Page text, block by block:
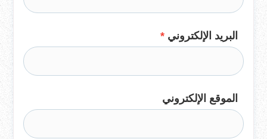
البريد الإلكتروني *
الموقع الإلكتروني